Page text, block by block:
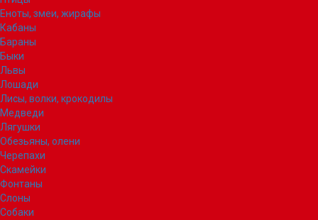
Еноты, змеи, жирафы
Кабаны
Бараны
Быки
Львы
Лошади
Лисы, волки, крокодилы
Медведи
Лягушки
Обезьяны, олени
Черепахи
Скамейки
Фонтаны
Слоны
Собаки